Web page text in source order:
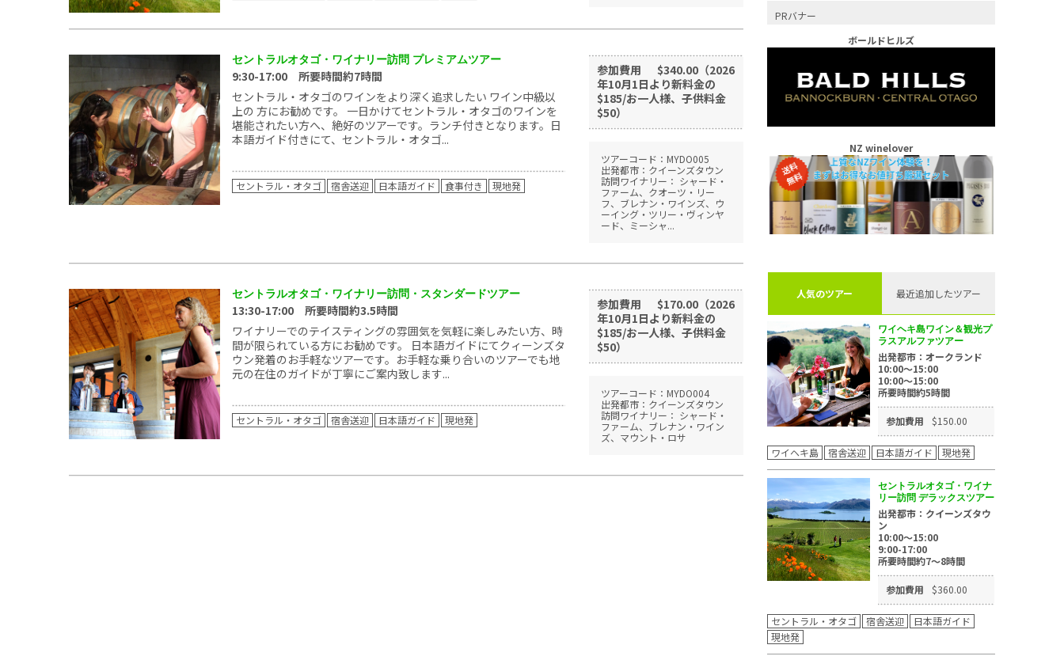
セントラルオタゴ・ワイナリー訪問 プレミアムツアー
9:30-17:00 所要時間約7時間
セントラル・オタゴのワインをより深く追求したい ワイン中級以
上の 方にお勧めです。 一日かけてセントラル・オタゴのワインを
堪能されたい方へ、絶好のツアーです。ランチ付きとなります。日
本語ガイド付きにて、セントラル・オタゴ...
セントラル・オタゴ 宿舎送迎 日本語ガイド 食事付き 現地発
参加費用
$340.00（2026
年10月1日より新料金の
$185/お一人様、子供料金
$50）
ツアーコード：MYDO005
出発都市：クイーンズタウン
訪問ワイナリー： シャード・
ファーム、クオーツ・リー
フ、ブレナン・ワインズ、ウ
ーイング・ツリー・ヴィンヤ
ード、ミーシャ...
セントラルオタゴ・ワイナリー訪問・スタンダードツアー
13:30-17:00 所要時間約3.5時間
ワイナリーでのテイスティングの雰囲気を気軽に楽しみたい方、時
間が限られている方にお勧めです。 日本語ガイドにてクィーンズタ
ウン発着のお手軽なツアーです。お手軽な乗り合いのツアーでも地
元の在住のガイドが丁寧にご案内致します...
セントラル・オタゴ 宿舎送迎 日本語ガイド 現地発
参加費用
$170.00（2026
年10月1日より新料金の
$185/お一人様、子供料金
$50）
ツアーコード：MYDO004
出発都市：クイーンズタウン
訪問ワイナリー： シャード・
ファーム、ブレナン・ワイン
ズ、マウント・ロサ
PRバナー
ボールドヒルズ
NZ winelover
人気のツアー 最近追加したツアー
ワイヘキ島ワイン＆観光プ
ラスアルファツアー
出発都市：オークランド
10:00～15:00
10:00～15:00
所要時間約5時間
参加費用 $150.00
ワイヘキ島 宿舎送迎 日本語ガイド 現地発
セントラルオタゴ・ワイナ
リー訪問 デラックスツアー
出発都市：クイーンズタウ
ン
10:00～15:00
9:00-17:00
所要時間約7～8時間
参加費用 $360.00
セントラル・オタゴ 宿舎送迎
日本語ガイド
現地発